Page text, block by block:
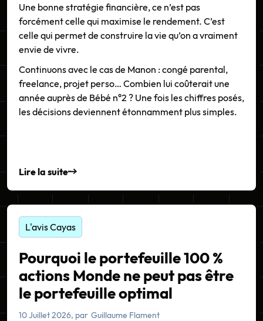
Une bonne stratégie financière, ce n’est pas
forcément celle qui maximise le rendement. C’est
celle qui permet de construire la vie qu’on a vraiment
envie de vivre.
Continuons avec le cas de Manon : congé parental,
freelance, projet perso… Combien lui coûterait une
année auprès de Bébé n°2 ? Une fois les chiffres posés,
les décisions deviennent étonnamment plus simples.
Lire la suite
L'avis Cayas
Pourquoi le portefeuille 100 %
actions Monde ne peut pas être
le portefeuille optimal
10 Juillet 2026, par Guillaume Flament